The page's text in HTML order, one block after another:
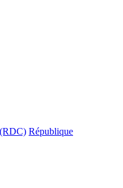
République